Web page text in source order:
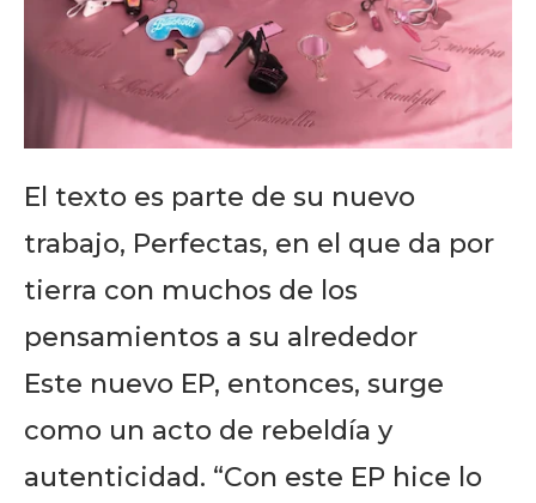
El texto es parte de su nuevo
trabajo, Perfectas, en el que da por
tierra con muchos de los
pensamientos a su alrededor
Este nuevo EP, entonces, surge
como un acto de rebeldía y
autenticidad. “Con este EP hice lo